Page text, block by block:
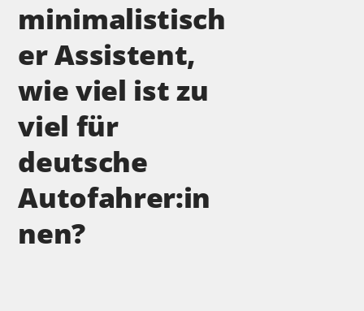
minimalistisch
er Assistent,
wie viel ist zu
viel für
deutsche
Autofahrer:in
nen?